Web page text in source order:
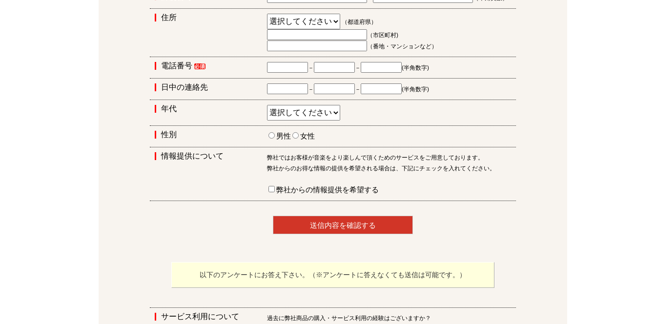
住所
（都道府県）
（市区町村)
（番地・マンションなど）
電話番号 － － (半角数字)
日中の連絡先 － － (半角数字)
年代
性別 男性 女性
情報提供について
弊社ではお客様が音楽をより楽しんで頂くためのサービスをご用意しております。
弊社からのお得な情報の提供を希望される場合は、下記にチェックを入れてください。
弊社からの情報提供を希望する
以下のアンケートにお答え下さい。（※アンケートに答えなくても送信は可能です。）
サービス利用について 過去に弊社商品の購入・サービス利用の経験はございますか？